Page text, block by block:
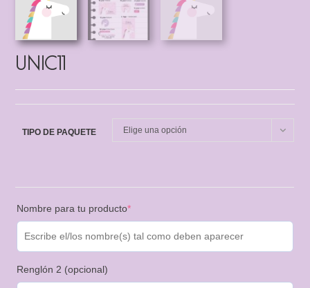
UNIC11
TIPO DE PAQUETE Elige una opción
Nombre para tu producto*
Renglón 2 (opcional)